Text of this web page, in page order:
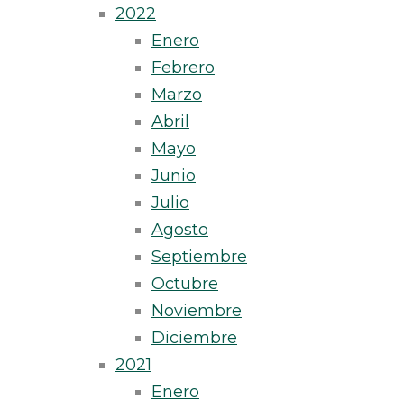
2022
Enero
Febrero
Marzo
Abril
Mayo
Junio
Julio
Agosto
Septiembre
Octubre
Noviembre
Diciembre
2021
Enero